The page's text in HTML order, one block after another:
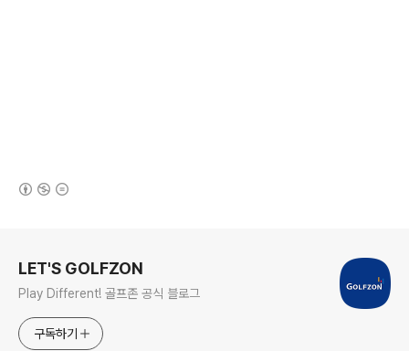
LET'S GOLFZON
Play Different! 골프존 공식 블로그
구독하기